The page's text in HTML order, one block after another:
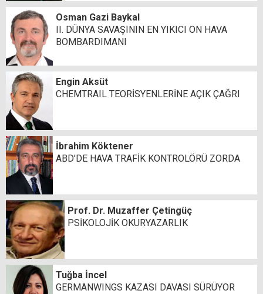
Osman Gazi Baykal
II. DÜNYA SAVAŞININ EN YIKICI ON HAVA
BOMBARDIMANI
Engin Aksüt
CHEMTRAIL TEORİSYENLERİNE AÇIK ÇAĞRI
İbrahim Köktener
ABD'DE HAVA TRAFİK KONTROLÖRÜ ZORDA
Prof. Dr. Muzaffer Çetingüç
PSİKOLOJİK OKURYAZARLIK
Tuğba İncel
GERMANWINGS KAZASI DAVASI SÜRÜYOR